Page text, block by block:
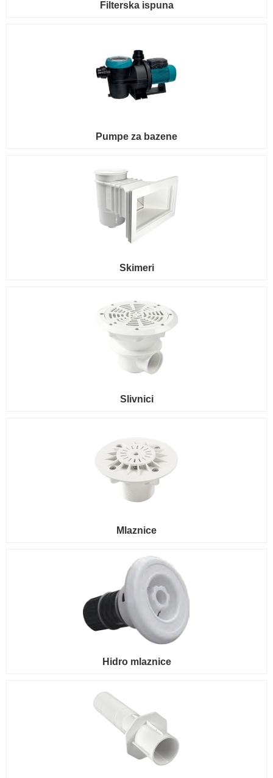
Filterska ispuna
Pumpe za bazene
Skimeri
Slivnici
Mlaznice
Hidro mlaznice